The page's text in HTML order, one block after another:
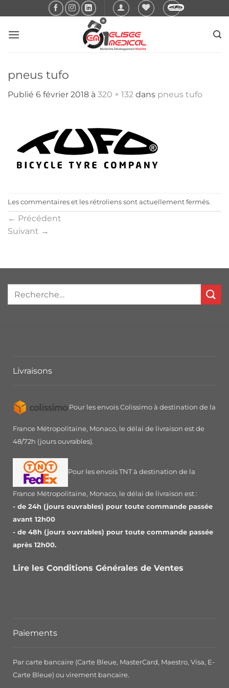
au
contenu
pneus tufo
Publié 6 février 2018 à 320 × 132 dans pneus tufo
Les commentaires et les rétroliens sont actuellement fermés.
← Précédent
Suivant →
Livraisons
Pour les envois Colissimo à destination de la
France Métropolitaine, Monaco, le délai de livraison est de
48/72h (jours ouvrables).
Pour les envois TNT à destination de la
France Métropolitaine, Monaco, le délai de livraison est :
- de 24h (jours ouvrables) pour toute commande passée
avant 12h00
- de 48h (jours ouvrables) pour toute commande passée
après 12h00.
Lire les Conditions Générales de Ventes
Paiements
Par carte bancaire (Carte Bleue, MasterCard, Maestro, Visa, E-
Carte Bleue) ou virement bancaire.